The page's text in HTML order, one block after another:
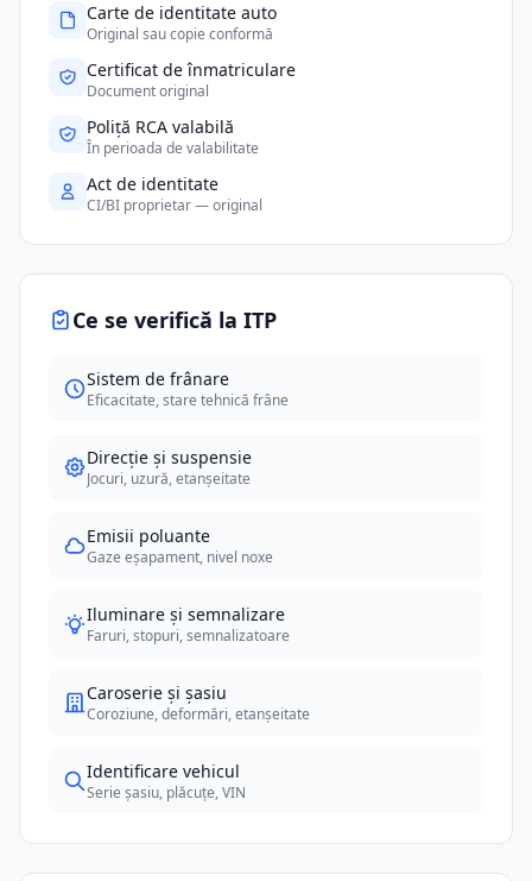
Carte de identitate auto
Original sau copie conformă
Certificat de înmatriculare
Document original
Poliță RCA valabilă
În perioada de valabilitate
Act de identitate
CI/BI proprietar — original
Ce se verifică la ITP
Sistem de frânare
Eficacitate, stare tehnică frâne
Direcție și suspensie
Jocuri, uzură, etanșeitate
Emisii poluante
Gaze eșapament, nivel noxe
Iluminare și semnalizare
Faruri, stopuri, semnalizatoare
Caroserie și șasiu
Coroziune, deformări, etanșeitate
Identificare vehicul
Serie șasiu, plăcuțe, VIN